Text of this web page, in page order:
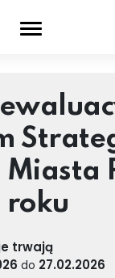
Miasta
roku
trwają
do 27.02.2026